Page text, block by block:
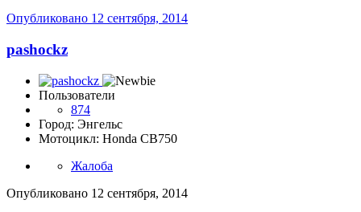
Опубликовано 12 сентября, 2014
pashockz
Пользователи
874
Город: Энгельс
Мотоцикл: Honda CB750
Жалоба
Опубликовано 12 сентября, 2014